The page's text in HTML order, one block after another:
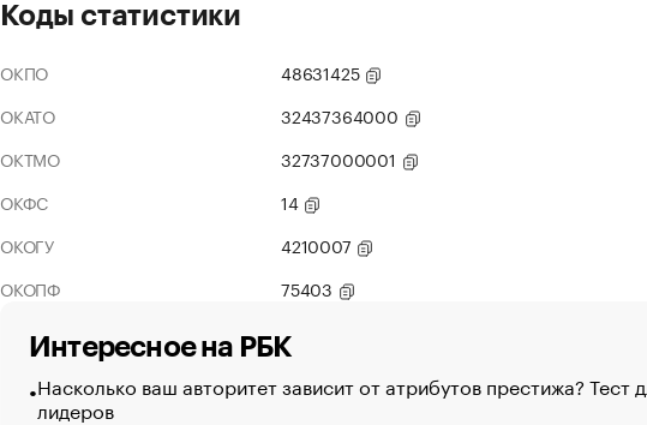
Коды статистики
ОКПО
48631425
ОКАТО
32437364000
ОКТМО
32737000001
ОКФС
14
ОКОГУ
4210007
ОКОПФ
75403
Интересное на РБК
Насколько ваш авторитет зависит от атрибутов престижа? Тест
лидеров